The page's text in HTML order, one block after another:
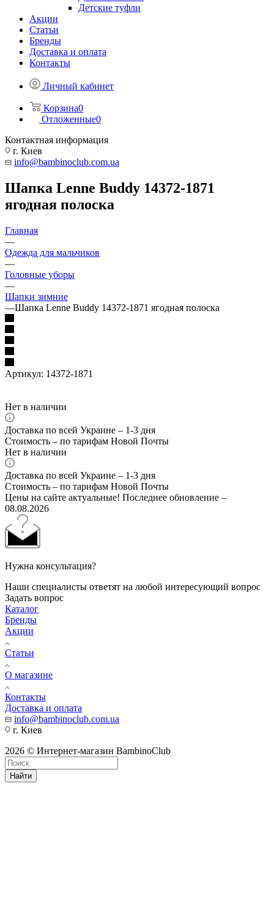
Детские туфли
Акции
Статьи
Бренды
Доставка и оплата
Контакты
Личный кабинет
Корзина0
Отложенные0
Контактная информация
г. Киев
info@bambinoclub.com.ua
Шапка Lenne Buddy 14372-1871
ягодная полоска
Главная
—
Одежда для мальчиков
—
Головные уборы
—
Шапки зимние
—Шапка Lenne Buddy 14372-1871 ягодная полоска
Артикул: 14372-1871
Нет в наличии
Доставка по всей Украине – 1-3 дня
Стоимость – по тарифам Новой Почты
Нет в наличии
Доставка по всей Украине – 1-3 дня
Стоимость – по тарифам Новой Почты
Цены на сайте актуальные! Последнее обновление –
08.08.2026
Нужна консультация?
Наши специалисты ответят на любой интересующий вопрос
Задать вопрос
Каталог
Бренды
Акции
Статьи
О магазине
Контакты
Доставка и оплата
info@bambinoclub.com.ua
г. Киев
2026 © Интернет-магазин BambinoClub
Найти